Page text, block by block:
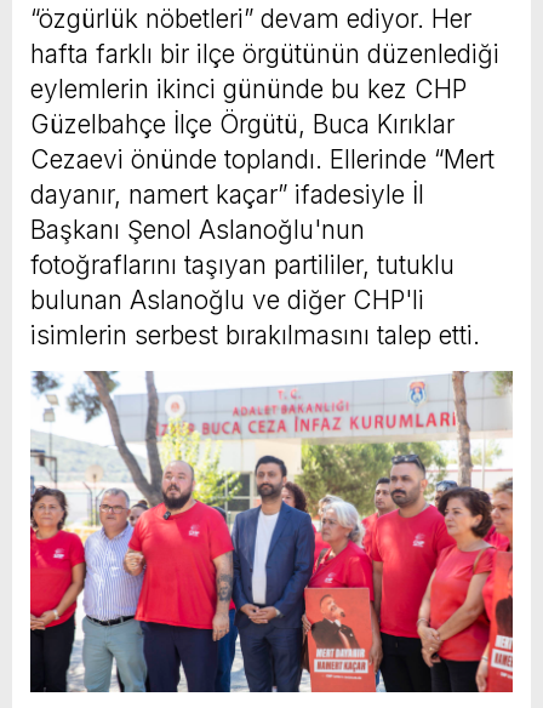
“özgürlük nöbetleri” devam ediyor. Her
hafta farklı bir ilçe örgütünün düzenlediği
eylemlerin ikinci gününde bu kez CHP
Güzelbahçe İlçe Örgütü, Buca Kırıklar
Cezaevi önünde toplandı. Ellerinde “Mert
dayanır, namert kaçar” ifadesiyle İl
Başkanı Şenol Aslanoğlu'nun
fotoğraflarını taşıyan partililer, tutuklu
bulunan Aslanoğlu ve diğer CHP'li
isimlerin serbest bırakılmasını talep etti.